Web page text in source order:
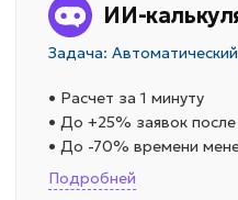
ИИ-
Задача:
• Расчет за 1 минуту
• До +25% заявок
• До -70% времени
Подробней